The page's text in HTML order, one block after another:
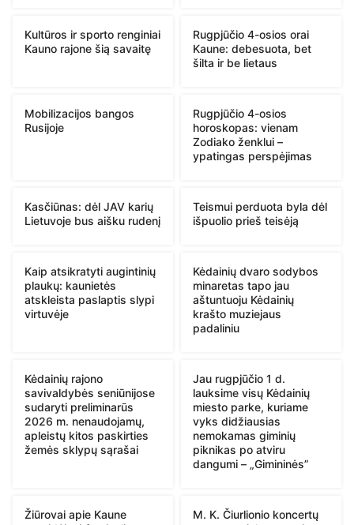
Kultūros ir sporto renginiai
Kauno rajone šią savaitę
Rugpjūčio 4-osios orai
Kaune: debesuota, bet
šilta ir be lietaus
Mobilizacijos bangos
Rusijoje
Rugpjūčio 4-osios
horoskopas: vienam
Zodiako ženklui –
ypatingas perspėjimas
Kasčiūnas: dėl JAV karių
Lietuvoje bus aišku rudenį
Teismui perduota byla dėl
išpuolio prieš teisėją
Kaip atsikratyti augintinių
plaukų: kaunietės
atskleista paslaptis slypi
virtuvėje
Kėdainių dvaro sodybos
minaretas tapo jau
aštuntuoju Kėdainių
krašto muziejaus
padaliniu
Kėdainių rajono
savivaldybės seniūnijose
sudaryti preliminarūs
2026 m. nenaudojamų,
apleistų kitos paskirties
žemės sklypų sąrašai
Jau rugpjūčio 1 d.
lauksime visų Kėdainių
miesto parke, kuriame
vyks didžiausias
nemokamas giminių
piknikas po atviru
dangumi – „Gimininės”
Žiūrovai apie Kaune
M. K. Čiurlionio koncertų